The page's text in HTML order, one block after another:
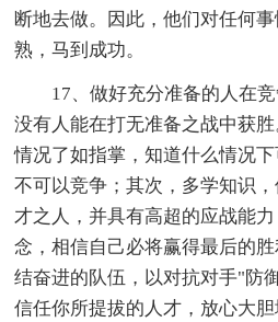
断地去做。因此，他们对任何
熟，马到成功。
17、做好充分准备的人在竞
没有人能在打无准备之战中获
情况了如指掌，知道什么情况
不可以竞争；其次，多学知识
才之人，并具有高超的应战能
念，相信自己必将赢得最后的
结奋进的队伍，以对抗对手"防
信任你所提拔的人才，放心大胆